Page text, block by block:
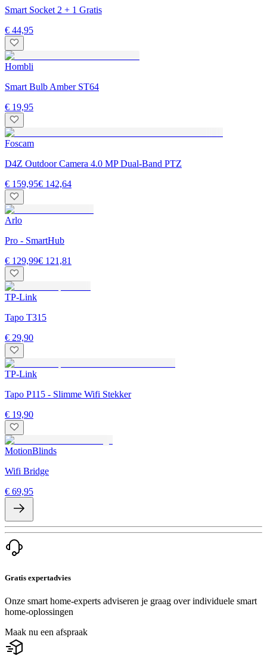
Smart Socket 2 + 1 Gratis
€ 44,95
Hombli
Smart Bulb Amber ST64
€ 19,95
Foscam
D4Z Outdoor Camera 4.0 MP Dual-Band PTZ
€ 159,95€ 142,64
Arlo
Pro - SmartHub
€ 129,99€ 121,81
TP-Link
Tapo T315
€ 29,90
TP-Link
Tapo P115 - Slimme Wifi Stekker
€ 19,90
MotionBlinds
Wifi Bridge
€ 69,95
Gratis expertadvies
Onze smart home-experts adviseren je graag over individuele smart
home-oplossingen
Maak nu een afspraak